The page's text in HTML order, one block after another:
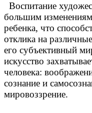
Воспитание
большим
ребенка, что
отклика на
его субъективный
искусство
человека:
сознание и
мировоззрение.